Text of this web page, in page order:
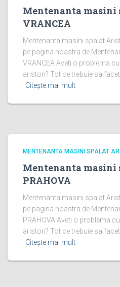
Mentenanta masini
VRANCEA
Mentenanta masini spalat
pe pagina noastra de
VRANCEA Aveti o problema
ariston? Tot ce trebuie sa
Citește mai mult
MENTENANTA MASINI SPALAT
Mentenanta masini
PRAHOVA
Mentenanta masini spalat
pe pagina noastra de
PRAHOVA Aveti o problema
ariston? Tot ce trebuie sa
Citește mai mult